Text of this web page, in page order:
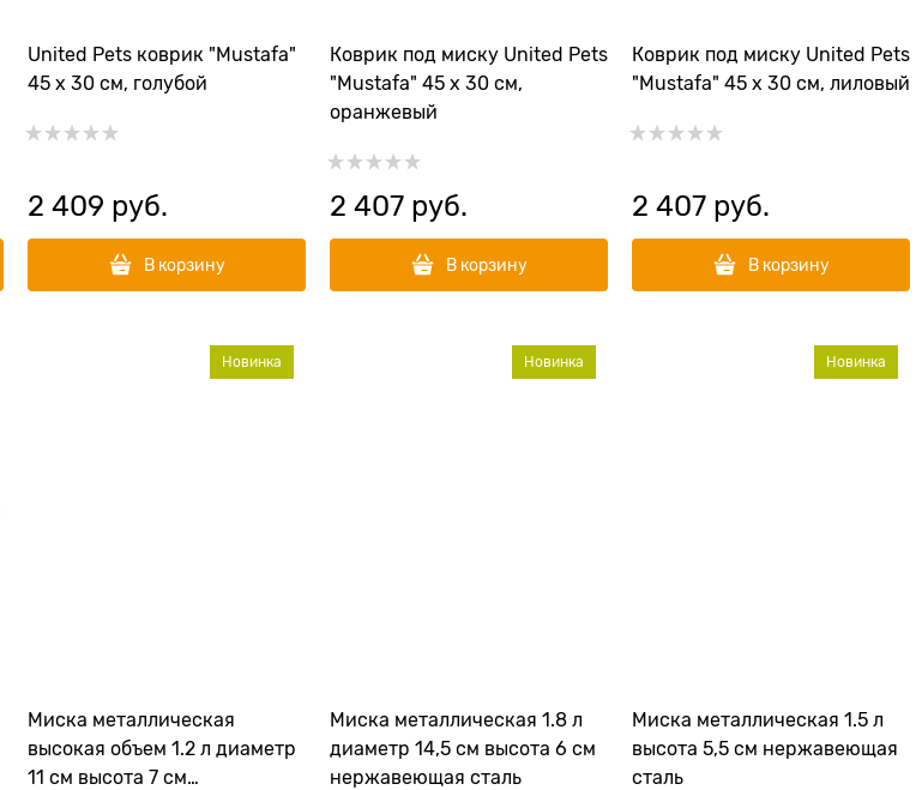
United Pets коврик "Mustafa"
45 х 30 см, голубой
2 409 руб.
В корзину
Коврик под миску United Pets
"Mustafa" 45 х 30 см,
оранжевый
2 407 руб.
В корзину
Коврик под миску United Pets
"Mustafa" 45 х 30 см, лиловый
2 407 руб.
В корзину
Миска металлическая
высокая объем 1.2 л диаметр
11 см высота 7 см
Новинка
Миска металлическая 1.8 л
диаметр 14,5 см высота 6 см
нержавеющая сталь
Новинка
Миска металлическая 1.5 л
высота 5,5 см нержавеющая
сталь
Новинка